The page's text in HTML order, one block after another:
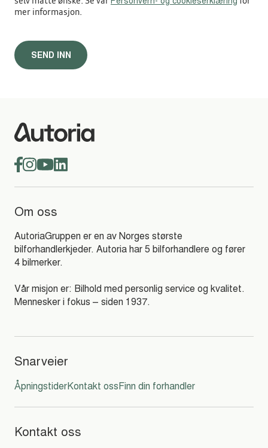
mer informasjon.
Om oss
AutoriaGruppen er en av Norges største
bilforhandlerkjeder. Autoria har 5 bilforhandlere og fører
4 bilmerker.
Vår misjon er: Bilhold med personlig service og kvalitet.
Mennesker i fokus – siden 1937.
Snarveier
ÅpningstiderKontakt ossFinn din forhandler
Kontakt oss